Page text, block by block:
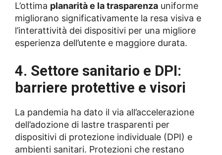
L’ottima planarità e la trasparenza uniforme
migliorano significativamente la resa visiva e
l’interattività dei dispositivi per una migliore
esperienza dell’utente e maggiore durata.
4. Settore sanitario e DPI:
barriere protettive e visori
La pandemia ha dato il via all’accelerazione
dell’adozione di lastre trasparenti per
dispositivi di protezione individuale (DPI) e
ambienti sanitari. Protezioni che restano